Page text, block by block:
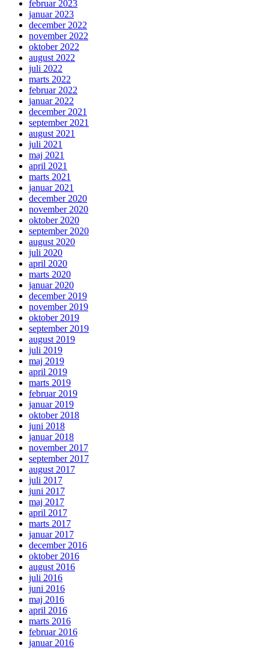
februar 2023
januar 2023
december 2022
november 2022
oktober 2022
august 2022
juli 2022
marts 2022
februar 2022
januar 2022
december 2021
september 2021
august 2021
juli 2021
maj 2021
april 2021
marts 2021
januar 2021
december 2020
november 2020
oktober 2020
september 2020
august 2020
juli 2020
april 2020
marts 2020
januar 2020
december 2019
november 2019
oktober 2019
september 2019
august 2019
juli 2019
maj 2019
april 2019
marts 2019
februar 2019
januar 2019
oktober 2018
juni 2018
januar 2018
november 2017
september 2017
august 2017
juli 2017
juni 2017
maj 2017
april 2017
marts 2017
januar 2017
december 2016
oktober 2016
august 2016
juli 2016
juni 2016
maj 2016
april 2016
marts 2016
februar 2016
januar 2016